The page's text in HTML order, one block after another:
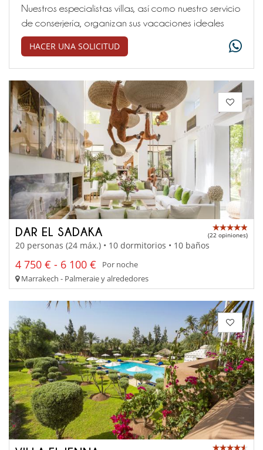
Nuestros especialistas villas, así como nuestro servicio
de conserjería, organizan sus vacaciones ideales
HACER UNA SOLICITUD
DAR EL SADAKA (22 opiniones)
20 personas (24 máx.) • 10 dormitorios • 10 baños
4 750 € - 6 100 €
Por noche
Marrakech - Palmeraie y alrededores